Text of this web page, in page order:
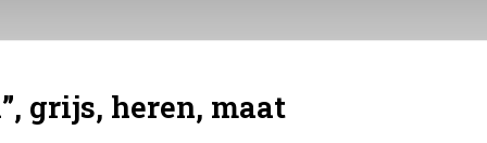
grijs, heren, maat